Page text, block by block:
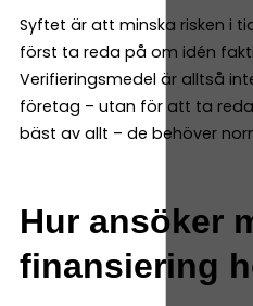
Syftet är att minska risken i
först ta reda på om idén
Verifieringsmedel är alltså
företag – utan för att ta
bäst av allt – de behöver
Hur ansöker
finansiering